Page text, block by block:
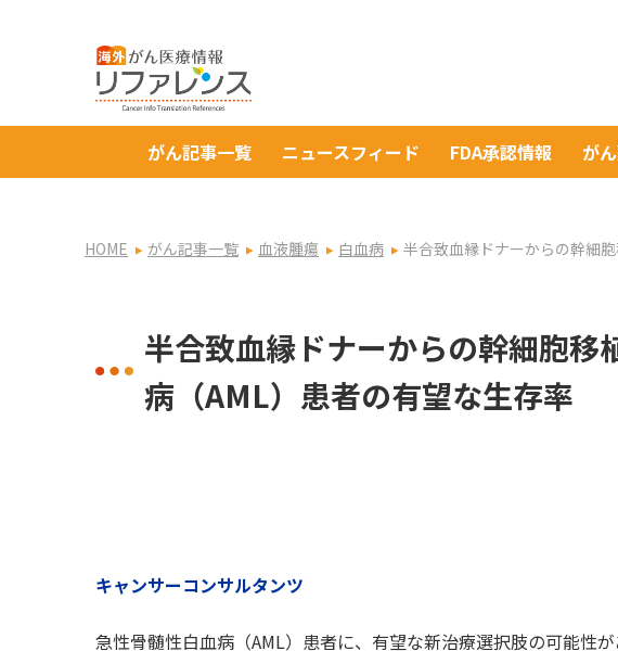
がん記事一覧 ニュースフィード FDA承認情報 が
HOME がん記事一覧 血液腫瘍 白血病 半合致血縁ドナーからの幹細
半合致血縁ドナーからの幹細胞移
病（AML）患者の有望な生存率
キャンサーコンサルタンツ
急性骨髄性白血病（AML）患者に、有望な新治療選択肢の可能性